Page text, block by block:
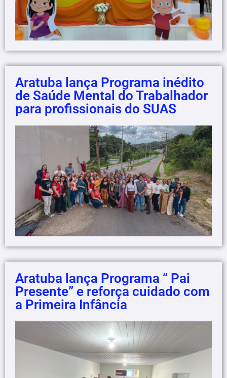
Aratuba lança Programa inédito
de Saúde Mental do Trabalhador
para profissionais do SUAS
Aratuba lança Programa ” Pai
Presente” e reforça cuidado com
a Primeira Infância